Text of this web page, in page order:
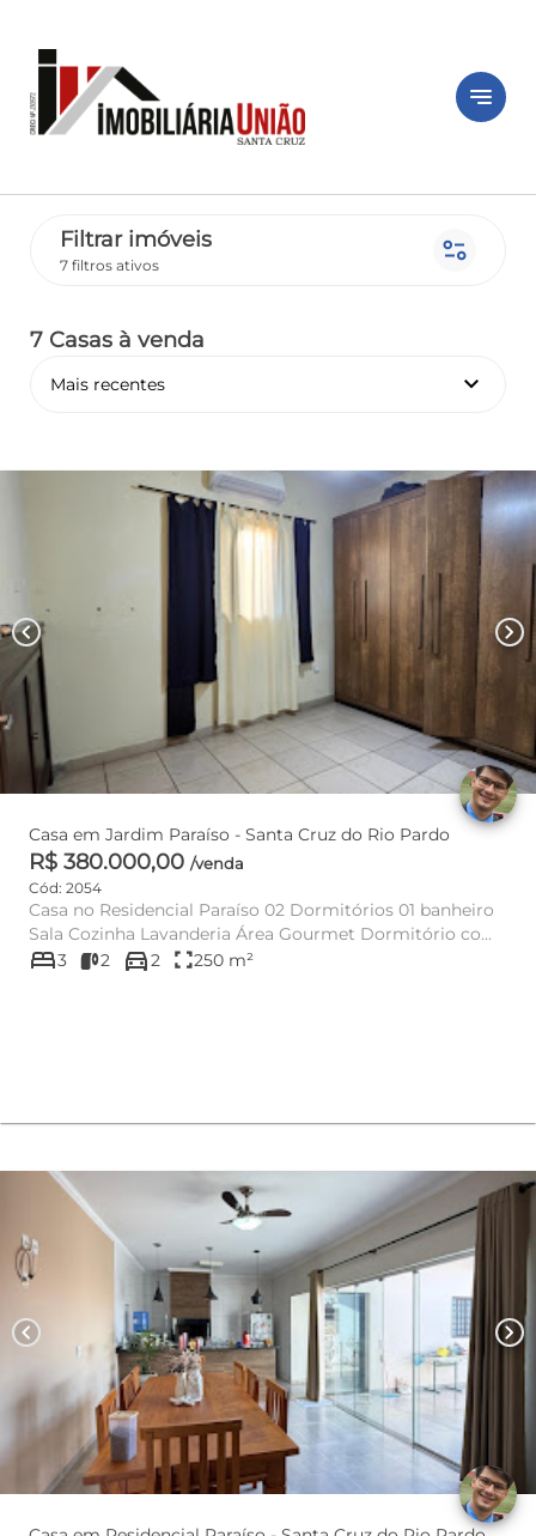
notes
Filtrar imóveis
7 filtros ativos page_info
7 Casas à venda
Mais recentes keyboard_arrow_down
chevron_left chevron_right
Casa em Jardim Paraíso - Santa Cruz do Rio Pardo
R$ 380.000,00 /venda
Cód: 2054
Casa no Residencial Paraíso 02 Dormitórios 01 banheiro
Sala Cozinha Lavanderia Área Gourmet Dormitório co...
bed3 2 directions_car2 fullscreen250 m²
chevron_left chevron_right